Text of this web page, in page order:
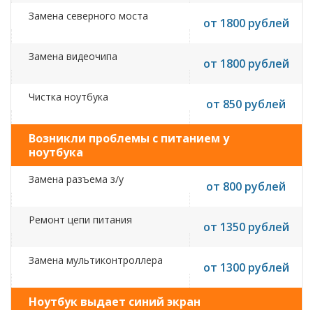
Замена северного моста от 1800 рублей
Замена видеочипа от 1800 рублей
Чистка ноутбука от 850 рублей
Возникли проблемы с питанием у
ноутбука
Замена разъема з/у от 800 рублей
Ремонт цепи питания от 1350 рублей
Замена мультиконтроллера от 1300 рублей
Ноутбук выдает синий экран